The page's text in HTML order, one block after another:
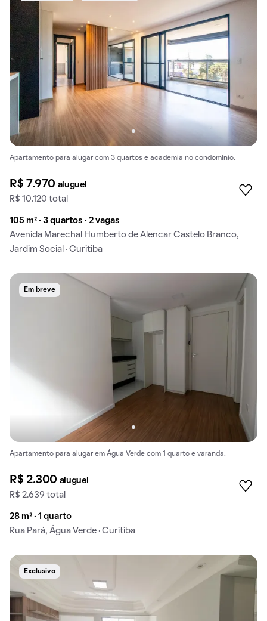
Apartamento para alugar com 3 quartos e academia no condomínio.
R$ 7.970 aluguel
R$ 10.120 total
105 m² · 3 quartos · 2 vagas
Avenida Marechal Humberto de Alencar Castelo Branco,
Jardim Social · Curitiba
Em breve
Apartamento para alugar em Água Verde com 1 quarto e varanda.
R$ 2.300 aluguel
R$ 2.639 total
28 m² · 1 quarto
Rua Pará, Água Verde · Curitiba
Exclusivo